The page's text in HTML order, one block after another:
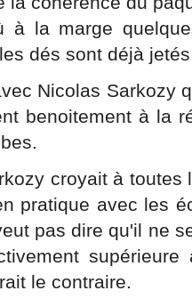
à la marge
dés sont déjà
Nicolas Sarkozy
benoitement à la
croyait à
pratique avec les
pas dire qu'il ne
le contraire.